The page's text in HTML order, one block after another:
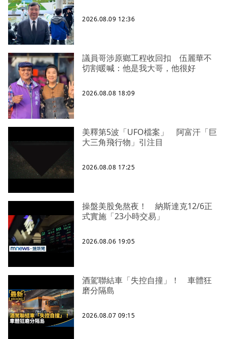
2026.08.09 12:36
議員哥涉原鄉工程收回扣 伍麗華不
切割暖喊：他是我大哥，他很好
2026.08.08 18:09
美釋第5波「UFO檔案」 阿富汗「巨
大三角飛行物」引注目
2026.08.08 17:25
操盤美股免熬夜！ 納斯達克12/6正
式實施「23小時交易」
2026.08.06 19:05
酒駕聯結車「失控自撞」！ 車體狂
磨分隔島
2026.08.07 09:15